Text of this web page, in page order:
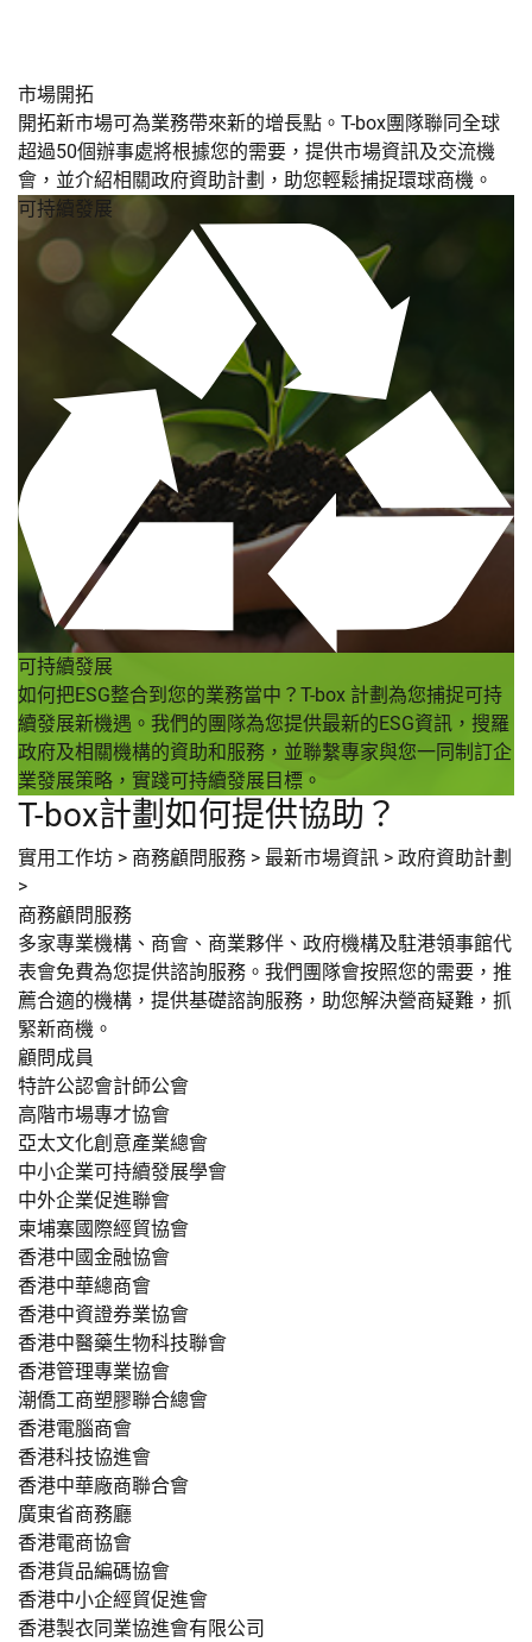
市場開拓
開拓新市場可為業務帶來新的增長點。T-box團隊聯同全球
超過50個辦事處將根據您的需要，提供市場資訊及交流機
會，並介紹相關政府資助計劃，助您輕鬆捕捉環球商機。
可持續發展
可持續發展
如何把ESG整合到您的業務當中？T-box 計劃為您捕捉可持
續發展新機遇。我們的團隊為您提供最新的ESG資訊，搜羅
政府及相關機構的資助和服務，並聯繫專家與您一同制訂企
業發展策略，實踐可持續發展目標。
T-box計劃如何提供協助？
實用工作坊 > 商務顧問服務 > 最新市場資訊 > 政府資助計劃
>
商務顧問服務
多家專業機構、商會、商業夥伴、政府機構及駐港領事館代
表會免費為您提供諮詢服務。我們團隊會按照您的需要，推
薦合適的機構，提供基礎諮詢服務，助您解決營商疑難，抓
緊新商機。
顧問成員
特許公認會計師公會
高階市場專才協會
亞太文化創意產業總會
中小企業可持續發展學會
中外企業促進聯會
柬埔寨國際經貿協會
香港中國金融協會
香港中華總商會
香港中資證券業協會
香港中醫藥生物科技聯會
香港管理專業協會
潮僑工商塑膠聯合總會
香港電腦商會
香港科技協進會
香港中華廠商聯合會
廣東省商務廳
香港電商協會
香港貨品編碼協會
香港中小企經貿促進會
香港製衣同業協進會有限公司